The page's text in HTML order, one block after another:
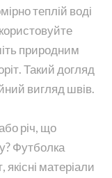
теплій воді
природним
Такий догляд
вигляд швів.
річ, що
Футболка
матеріали